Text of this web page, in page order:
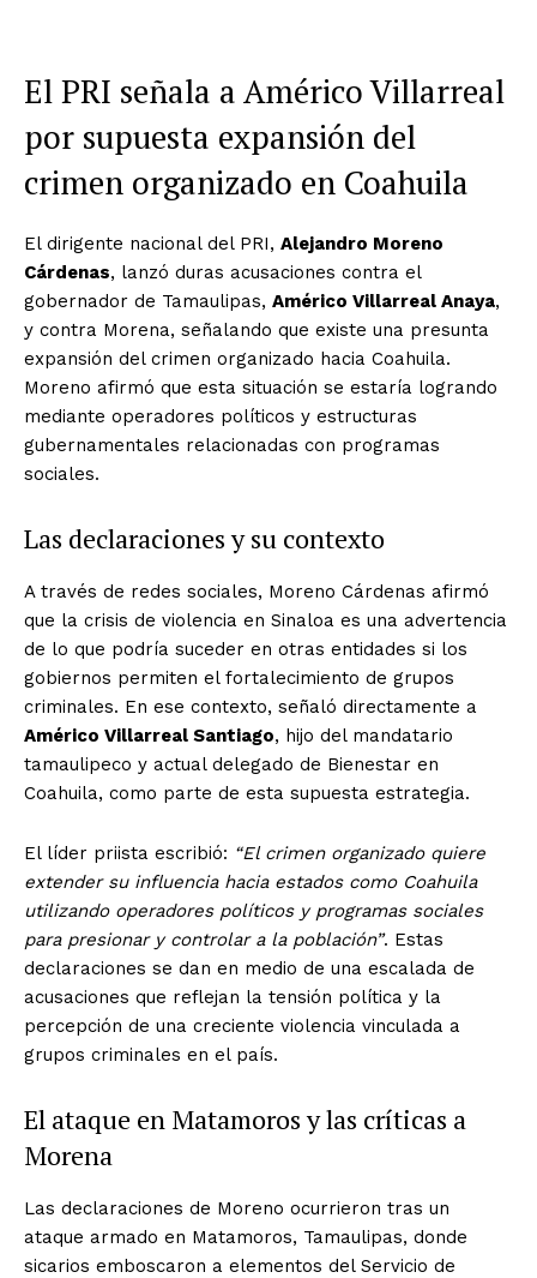
El PRI señala a Américo Villarreal
por supuesta expansión del
crimen organizado en Coahuila
El dirigente nacional del PRI, Alejandro Moreno
Cárdenas, lanzó duras acusaciones contra el
gobernador de Tamaulipas, Américo Villarreal Anaya,
y contra Morena, señalando que existe una presunta
expansión del crimen organizado hacia Coahuila.
Moreno afirmó que esta situación se estaría logrando
mediante operadores políticos y estructuras
gubernamentales relacionadas con programas
sociales.
Las declaraciones y su contexto
A través de redes sociales, Moreno Cárdenas afirmó
que la crisis de violencia en Sinaloa es una advertencia
de lo que podría suceder en otras entidades si los
gobiernos permiten el fortalecimiento de grupos
criminales. En ese contexto, señaló directamente a
Américo Villarreal Santiago, hijo del mandatario
tamaulipeco y actual delegado de Bienestar en
Coahuila, como parte de esta supuesta estrategia.
El líder priista escribió: “El crimen organizado quiere
extender su influencia hacia estados como Coahuila
utilizando operadores políticos y programas sociales
para presionar y controlar a la población”. Estas
declaraciones se dan en medio de una escalada de
acusaciones que reflejan la tensión política y la
percepción de una creciente violencia vinculada a
grupos criminales en el país.
El ataque en Matamoros y las críticas a
Morena
Las declaraciones de Moreno ocurrieron tras un
ataque armado en Matamoros, Tamaulipas, donde
sicarios emboscaron a elementos del Servicio de